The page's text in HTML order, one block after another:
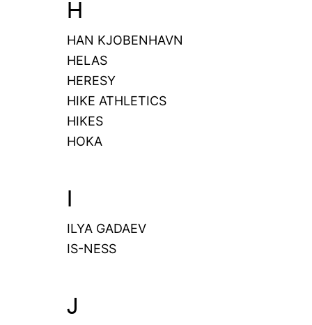
H
HAN KJOBENHAVN
HELAS
HERESY
HIKE ATHLETICS
HIKES
HOKA
I
ILYA GADAEV
IS-NESS
J